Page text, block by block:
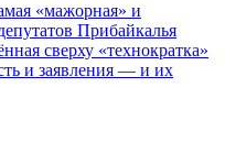
«мажорная» и
Прибайкалья
сверху «технократка»
и заявления — и их